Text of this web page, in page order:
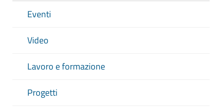
Eventi
Video
Lavoro e formazione
Progetti